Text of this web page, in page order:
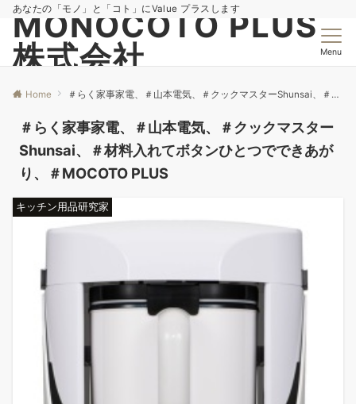
あなたの「モノ」と「コト」にValue プラスします
MONOCOTO PLUS
株式会社
Menu
Home ＃らく家事家電、＃山本電気、＃クックマスターShunsai、＃材料入れてボタンひとつでできあがり、＃MOCOTO PLUS
＃らく家事家電、＃山本電気、＃クックマスター
Shunsai、＃材料入れてボタンひとつでできあが
り、＃MOCOTO PLUS
キッチン用品研究家